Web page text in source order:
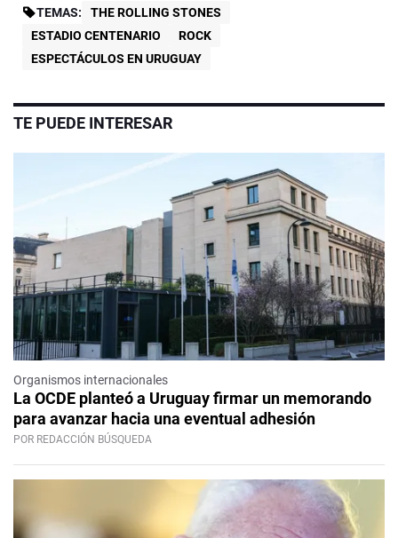
TEMAS:
THE ROLLING STONES
ESTADIO CENTENARIO
ROCK
ESPECTÁCULOS EN URUGUAY
TE PUEDE INTERESAR
Organismos internacionales
La OCDE planteó a Uruguay firmar un memorando
para avanzar hacia una eventual adhesión
POR REDACCIÓN BÚSQUEDA